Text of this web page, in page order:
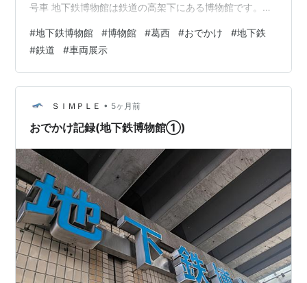
号車 地下鉄博物館は鉄道の高架下にある博物館です。奥
りませんが、その分、横幅があり、横長な施設でした。
高さも倉庫のように高いわけではありません。
www.chikahaku.jp (地下鉄博物館の詳細についてはこち
ら↑) そんな地下鉄博物館ですが、なんと車両展示もある
ようです。 手前にある赤い車両が丸ノ内線301号車、奥
が国の重要文…
#地下鉄博物館 #博物館 #葛西 #おでかけ #地下鉄
#鉄道 #車両展示
ＳＩＭＰＬＥ • 5ヶ月前
おでかけ記録(地下鉄博物館①)